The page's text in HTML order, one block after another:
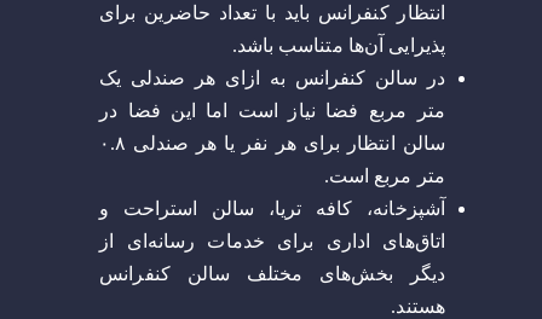
انتظار کنفرانس باید با تعداد حاضرین برای
پذیرایی آن‌ها متناسب باشد.
در سالن کنفرانس به ازای هر صندلی یک
متر مربع فضا نیاز است اما این فضا در
سالن انتظار برای هر نفر یا هر صندلی ۰.۸
متر مربع است.
آشپزخانه، کافه تریا، سالن استراحت و
اتاق‌های اداری برای خدمات رسانه‌ای از
دیگر بخش‌های مختلف سالن کنفرانس
هستند.